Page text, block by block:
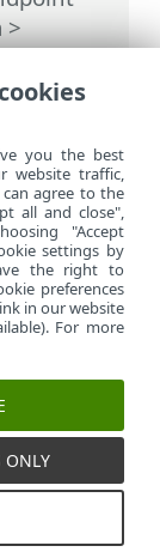
>
web>
súbory cookie
súborov
you the best
website traffic,
agree to the
all and close",
"Accept
settings by
the right to
preferences
in our website
For more
ONLY